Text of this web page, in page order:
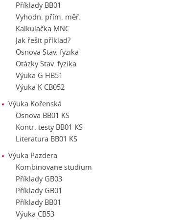
Příklady BB01
Vyhodn. přím. měř.
Kalkulačka MNC
Jak řešit příklad?
Osnova Stav. fyzika
Otázky Stav. fyzika
Výuka G HB51
Výuka K CB052
Výuka Kořenská
Osnova BB01 KS
Kontr. testy BB01 KS
Literatura BB01 KS
Výuka Pazdera
Kombinovane studium
Příklady GB03
Příklady GB01
Příklady BB01
Výuka CB53